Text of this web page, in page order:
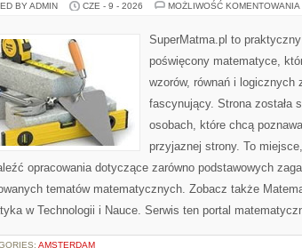
BY ADMIN CZE - 9 - 2026 MOŻLIWOŚĆ KOMENTOWANIA
SuperMatma.pl to
poświęcony matematyce,
wzorów, równań i logicznych
fascynujący. Strona została
osobach, które chcą
przyjaznej strony. To
opracowania dotyczące zarówno podstawowych
tematów matematycznych. Zobacz także
w Technologii i Nauce. Serwis ten portal
AMSTERDAM